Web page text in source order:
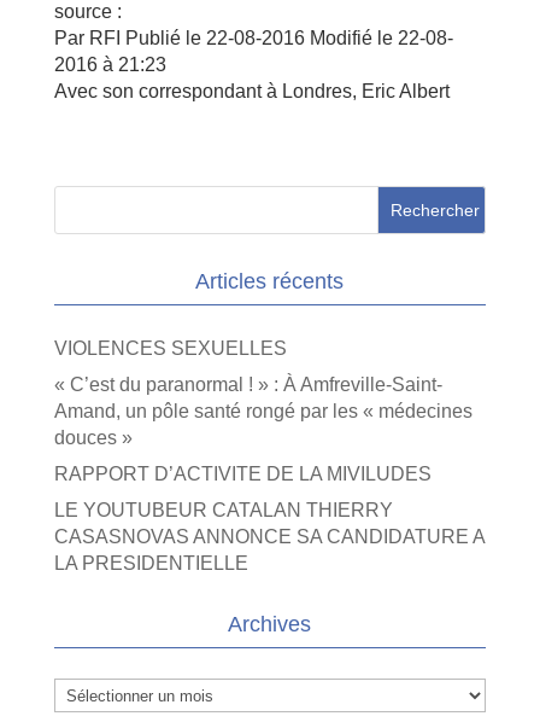
source :
Par RFI Publié le 22-08-2016 Modifié le 22-08-
2016 à 21:23
Avec son correspondant à Londres, Eric Albert
Articles récents
VIOLENCES SEXUELLES
« C’est du paranormal ! » : À Amfreville-Saint-
Amand, un pôle santé rongé par les « médecines
douces »
RAPPORT D’ACTIVITE DE LA MIVILUDES
LE YOUTUBEUR CATALAN THIERRY
CASASNOVAS ANNONCE SA CANDIDATURE A
LA PRESIDENTIELLE
Archives
Archives